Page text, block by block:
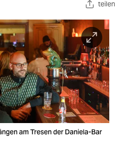
teilen
am Tresen der Daniela-Bar